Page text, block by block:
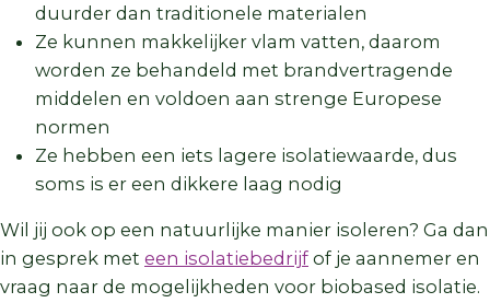
duurder dan traditionele materialen
Ze kunnen makkelijker vlam vatten, daarom
worden ze behandeld met brandvertragende
middelen en voldoen aan strenge Europese
normen
Ze hebben een iets lagere isolatiewaarde, dus
soms is er een dikkere laag nodig
Wil jij ook op een natuurlijke manier isoleren? Ga dan
in gesprek met een isolatiebedrijf of je aannemer en
vraag naar de mogelijkheden voor biobased isolatie.